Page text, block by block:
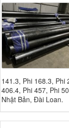
141.3, Phi 168.3, Phi
406.4, Phi 457, Phi
Nhật Bản, Đài Loan.